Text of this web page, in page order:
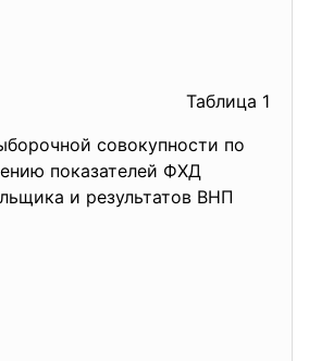
Таблица 1
совокупности по
показателей ФХД
и результатов ВНП